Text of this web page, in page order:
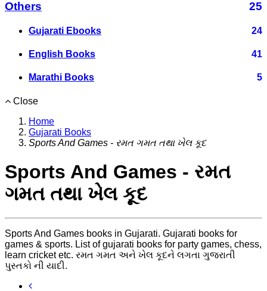
Others 25
Gujarati Ebooks 24
English Books 41
Marathi Books 5
Close
Home
Gujarati Books
Sports And Games - રમત ગમત તથા ખેલ કૂદ
Sports And Games - રમત
ગમત તથા ખેલ કૂદ
Sports And Games books in Gujarati. Gujarati books for
games & sports. List of gujarati books for party games, chess,
learn cricket etc. રમત ગમત અને ખેલ કૂદને લગતા ગુજરાતી
પુસ્તકો ની યાદી.